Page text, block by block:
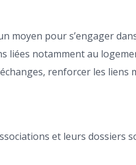
moyen pour s’engager
notamment au
renforcer les liens
et leurs dossiers